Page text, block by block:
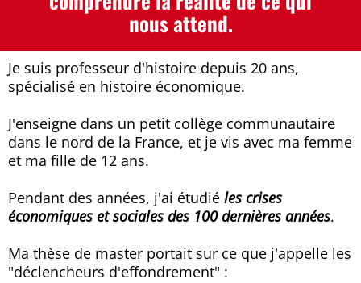
nous attend.
Je suis professeur d'histoire depuis 20 ans,
spécialisé en histoire économique.
J'enseigne dans un petit collège communautaire
dans le nord de la France, et je vis avec ma femme
et ma fille de 12 ans.
Pendant des années, j'ai étudié les crises
économiques et sociales des 100 dernières années.
Ma thèse de master portait sur ce que j'appelle les
"déclencheurs d'effondrement" :